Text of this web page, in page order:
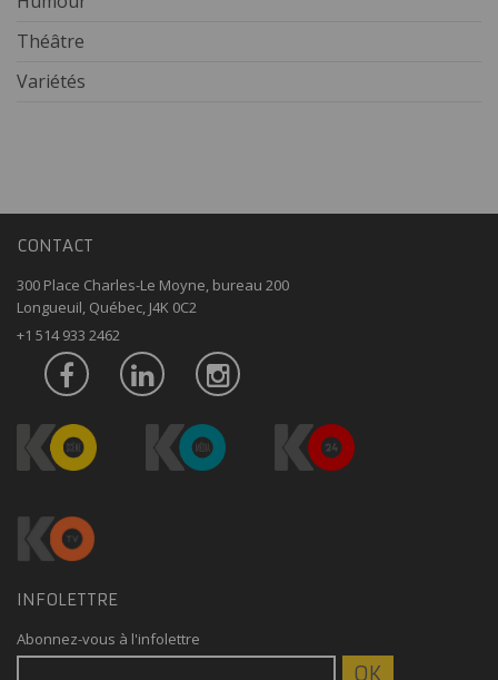
Théâtre
Variétés
CONTACT
300 Place Charles-Le Moyne, bureau 200
Longueuil, Québec, J4K 0C2
+1 514 933 2462
INFOLETTRE
Abonnez-vous à l'infolettre